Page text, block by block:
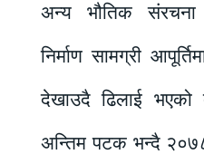
अन्य भौतिक संरचना
निर्माण सामग्री
देखाउदै ढिलाई
अन्तिम पटक भन्दै